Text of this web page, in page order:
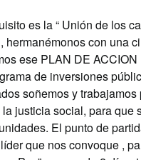
es la “ Unión de los
hermanémonos con una
ese PLAN DE
de inversiones
soñemos y trabajamos
justicia social, para que
El punto de
que nos convoque ,